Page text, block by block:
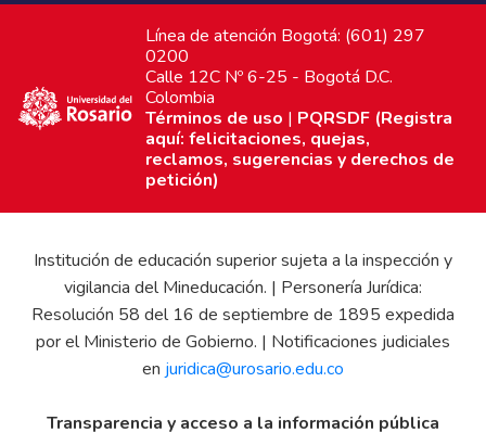
Línea de atención Bogotá: (601) 297
0200
Calle 12C Nº 6-25 - Bogotá D.C.
Colombia
Términos de uso | PQRSDF (Registra
aquí: felicitaciones, quejas,
reclamos, sugerencias y derechos de
petición)
Institución de educación superior sujeta a la inspección y
vigilancia del Mineducación. | Personería Jurídica:
Resolución 58 del 16 de septiembre de 1895 expedida
por el Ministerio de Gobierno. | Notificaciones judiciales
en juridica@urosario.edu.co
Transparencia y acceso a la información pública